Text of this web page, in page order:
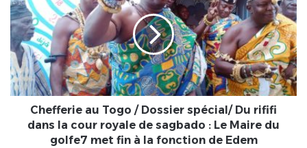
resserre
autour
de
soi
Togo
/
Dossier
spécial/
Du
rififi
dans
Chefferie au Togo / Dossier spécial/ Du rififi
dans la cour royale de sagbado : Le Maire du
golfe7 met fin à la fonction de Edem